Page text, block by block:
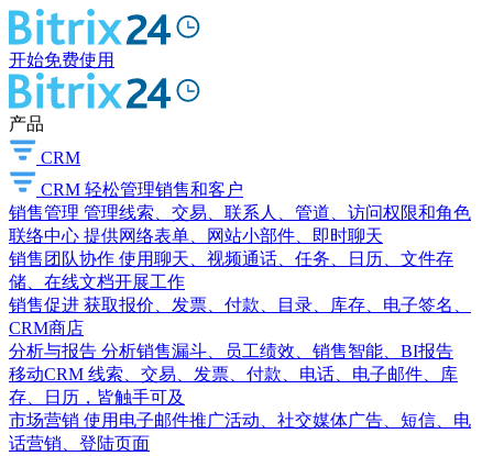
开始免费使用
产品
CRM
CRM 轻松管理销售和客户
销售管理 管理线索、交易、联系人、管道、访问权限和角色
联络中心 提供网络表单、网站小部件、即时聊天
销售团队协作 使用聊天、视频通话、任务、日历、文件存
储、在线文档开展工作
销售促进 获取报价、发票、付款、目录、库存、电子签名、
CRM商店
分析与报告 分析销售漏斗、员工绩效、销售智能、BI报告
移动CRM 线索、交易、发票、付款、电话、电子邮件、库
存、日历，皆触手可及
市场营销 使用电子邮件推广活动、社交媒体广告、短信、电
话营销、登陆页面